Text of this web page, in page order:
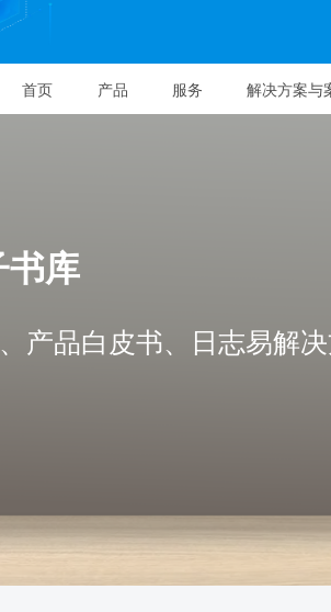
首页 产品 服务 解决方案与
书库
产品白皮书、日志易解